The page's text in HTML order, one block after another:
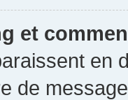
et
en
de